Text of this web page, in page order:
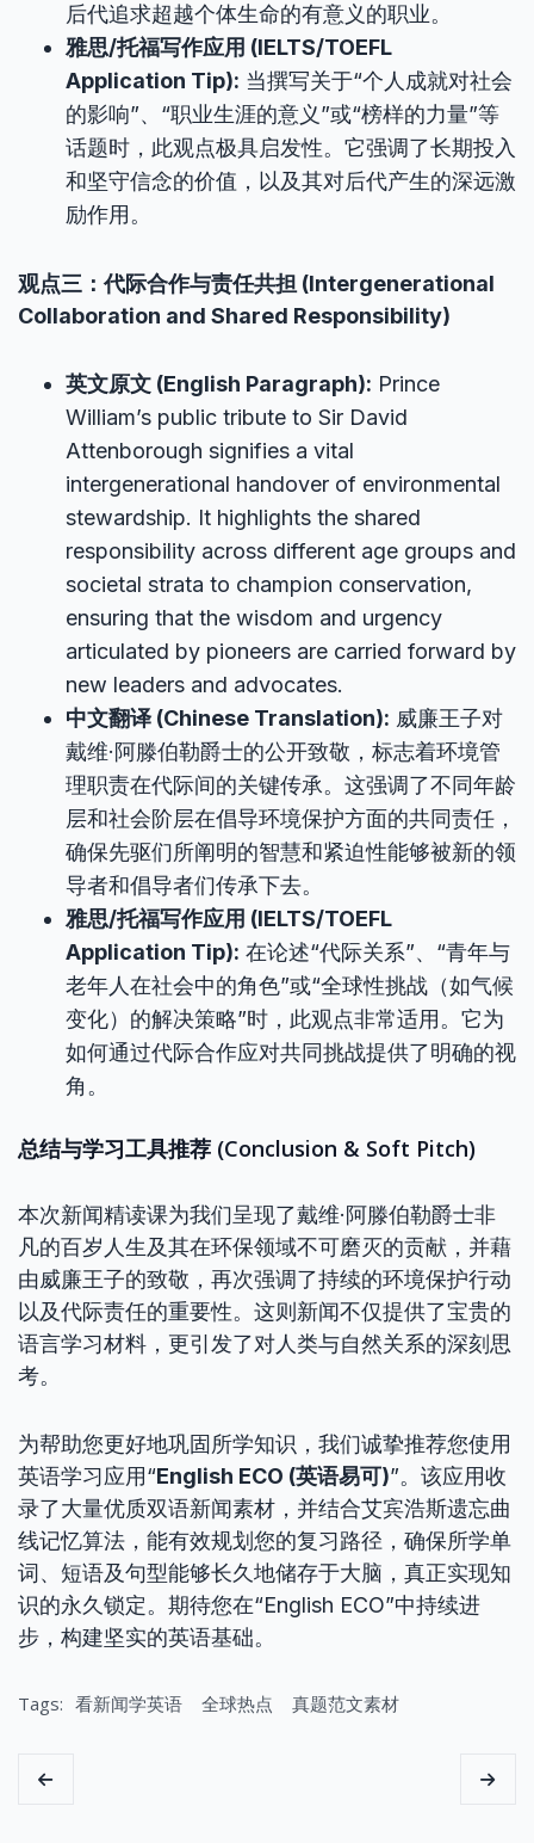
后代追求超越个体生命的有意义的职业。
雅思/托福写作应用 (IELTS/TOEFL
Application Tip): 当撰写关于“个人成就对社会
的影响”、“职业生涯的意义”或“榜样的力量”等
话题时，此观点极具启发性。它强调了长期投入
和坚守信念的价值，以及其对后代产生的深远激
励作用。
观点三：代际合作与责任共担 (Intergenerational
Collaboration and Shared Responsibility)
英文原文 (English Paragraph): Prince
William’s public tribute to Sir David
Attenborough signifies a vital
intergenerational handover of environmental
stewardship. It highlights the shared
responsibility across different age groups and
societal strata to champion conservation,
ensuring that the wisdom and urgency
articulated by pioneers are carried forward by
new leaders and advocates.
中文翻译 (Chinese Translation): 威廉王子对
戴维·阿滕伯勒爵士的公开致敬，标志着环境管
理职责在代际间的关键传承。这强调了不同年龄
层和社会阶层在倡导环境保护方面的共同责任，
确保先驱们所阐明的智慧和紧迫性能够被新的领
导者和倡导者们传承下去。
雅思/托福写作应用 (IELTS/TOEFL
Application Tip): 在论述“代际关系”、“青年与
老年人在社会中的角色”或“全球性挑战（如气候
变化）的解决策略”时，此观点非常适用。它为
如何通过代际合作应对共同挑战提供了明确的视
角。
总结与学习工具推荐 (Conclusion & Soft Pitch)
本次新闻精读课为我们呈现了戴维·阿滕伯勒爵士非
凡的百岁人生及其在环保领域不可磨灭的贡献，并藉
由威廉王子的致敬，再次强调了持续的环境保护行动
以及代际责任的重要性。这则新闻不仅提供了宝贵的
语言学习材料，更引发了对人类与自然关系的深刻思
考。
为帮助您更好地巩固所学知识，我们诚挚推荐您使用
英语学习应用“English ECO (英语易可)”。该应用收
录了大量优质双语新闻素材，并结合艾宾浩斯遗忘曲
线记忆算法，能有效规划您的复习路径，确保所学单
词、短语及句型能够长久地储存于大脑，真正实现知
识的永久锁定。期待您在“English ECO”中持续进
步，构建坚实的英语基础。
Tags: 看新闻学英语 全球热点 真题范文素材